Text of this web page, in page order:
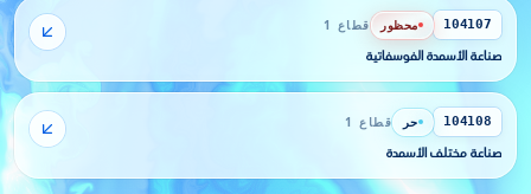
104107 محظور قطاع 1
صناعة الأسمدة الفوسفاتية
104108 حر قطاع 1
صناعة مختلف الأسمدة